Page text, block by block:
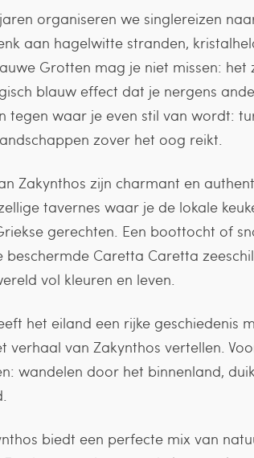
organiseren we singlereizen
aan hagelwitte stranden,
Grotten mag je niet missen:
blauw effect dat je nergens
tegen waar je even stil van wordt:
zover het oog reikt.
Zakynthos zijn charmant en
tavernes waar je de lokale
gerechten. Een boottocht of
beschermde Caretta Caretta
vol kleuren en leven.
het eiland een rijke geschiedenis
verhaal van Zakynthos vertellen.
wandelen door het binnenland,
biedt een perfecte mix van